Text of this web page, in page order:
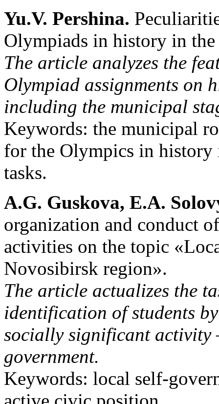
Yu.V. Pershina.
Olympiads in history in
The article analyzes the
Olympiad assignments on
including the municipal
Keywords: the municipal
for the Olympics in
tasks.
A.G. Guskova, E.A.
organization and conduct
activities on the topic
Novosibirsk region».
The article actualizes the
identification of students
socially significant
government.
Keywords: local self-